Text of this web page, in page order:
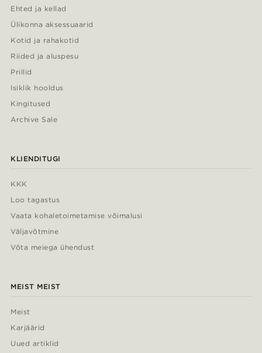
Ehted ja kellad
Ülikonna aksessuaarid
Kotid ja rahakotid
Riided ja aluspesu
Prillid
Isiklik hooldus
Kingitused
Archive Sale
KLIENDITUGI
KKK
Loo tagastus
Vaata kohaletoimetamise võimalusi
Väljavõtmine
Võta meiega ühendust
MEIST MEIST
Meist
Karjäärid
Uued artiklid